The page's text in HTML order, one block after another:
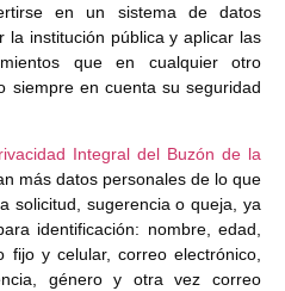
en un sistema de datos
la institución pública y aplicar las
que en cualquier otro
siempre en cuenta su seguridad
Integral del Buzón de la
más datos personales de lo que
solicitud, sugerencia o queja, ya
identificación: nombre, edad,
fijo y celular, correo electrónico,
género y otra vez correo